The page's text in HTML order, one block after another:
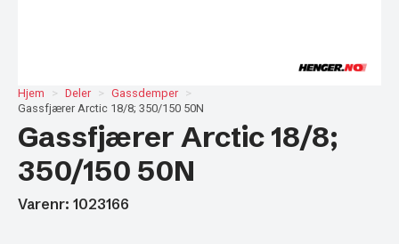
Hjem Deler
Gassdemper
Gassfjærer Arctic 18/8; 350/150 50N
Gassfjærer Arctic 18/8;
350/150 50N
Varenr: 1023166